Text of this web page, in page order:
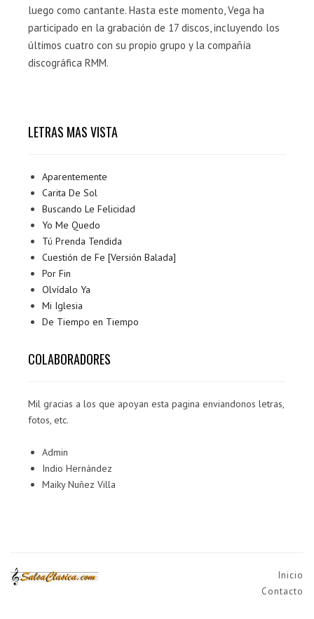
luego como cantante. Hasta este momento, Vega ha
participado en la grabación de 17 discos, incluyendo los
últimos cuatro con su propio grupo y la compañía
discográfica RMM.
LETRAS MAS VISTA
Aparentemente
Carita De Sol
Buscando Le Felicidad
Yo Me Quedo
Tú Prenda Tendida
Cuestión de Fe [Versión Balada]
Por Fin
Olvídalo Ya
Mi Iglesia
De Tiempo en Tiempo
COLABORADORES
Mil gracias a los que apoyan esta pagina enviandonos letras,
fotos, etc.
Admin
Indio Hernández
Maiky Nuñez Villa
Inicio
Contacto